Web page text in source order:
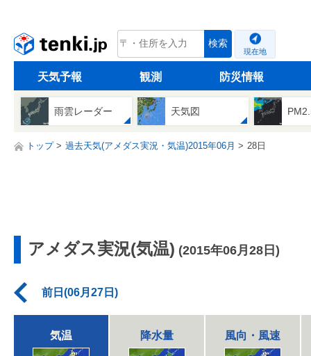
tenki.jp 検索
現在地
天気予報 観測 防災情報
雨雲レーダー 天気図
トップ 過去天気(アメダス実況・気温)2015年06月 28日
アメダス実況(気温) (2015年06月28日)
前日(06月27日)
気温 降水量 風向・風速